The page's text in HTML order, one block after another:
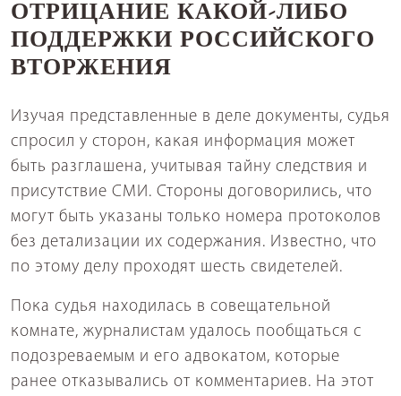
ОТРИЦАНИЕ КАКОЙ-ЛИБО
ПОДДЕРЖКИ РОССИЙСКОГО
ВТОРЖЕНИЯ
Изучая представленные в деле документы, судья
спросил у сторон, какая информация может
быть разглашена, учитывая тайну следствия и
присутствие СМИ. Стороны договорились, что
могут быть указаны только номера протоколов
без детализации их содержания. Известно, что
по этому делу проходят шесть свидетелей.
Пока судья находилась в совещательной
комнате, журналистам удалось пообщаться с
подозреваемым и его адвокатом, которые
ранее отказывались от комментариев. На этот